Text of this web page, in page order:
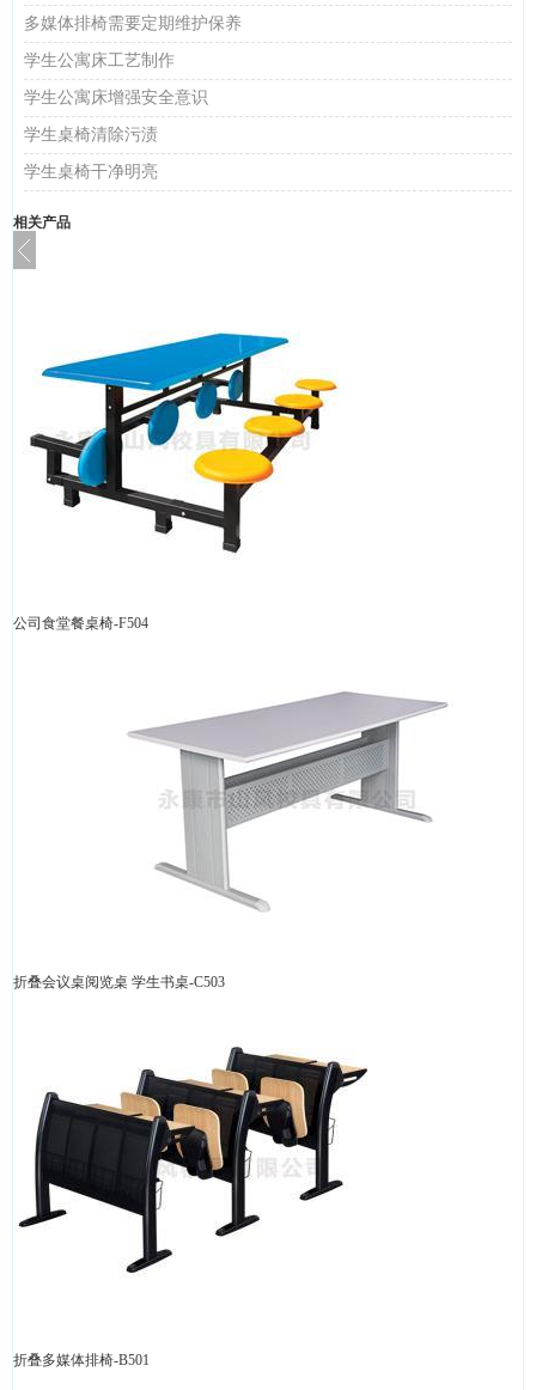
多媒体排椅需要定期维护保养
学生公寓床工艺制作
学生公寓床增强安全意识
学生桌椅清除污渍
学生桌椅干净明亮
相关产品
公司食堂餐桌椅-F504
折叠会议桌阅览桌 学生书桌-C503
折叠多媒体排椅-B501